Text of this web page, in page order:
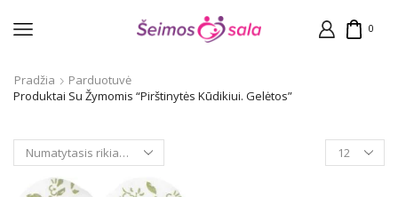
0
Pradžia
Parduotuvė
Produktai Su Žymomis “Pirštinytės Kūdikiui. Gelėtos”
Products
per